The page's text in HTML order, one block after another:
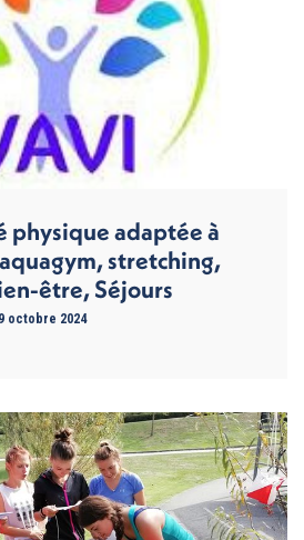
physique adaptée à
stretching,
être, Séjours
9 octobre 2024